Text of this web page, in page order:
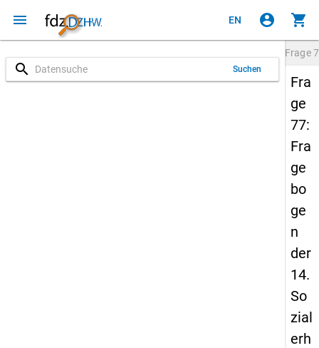
menu EN account_circle shopping_cart
search Suchen
Frage
Fra
ge
77:
Fra
ge
bo
ge
n
der
14.
So
zial
erh